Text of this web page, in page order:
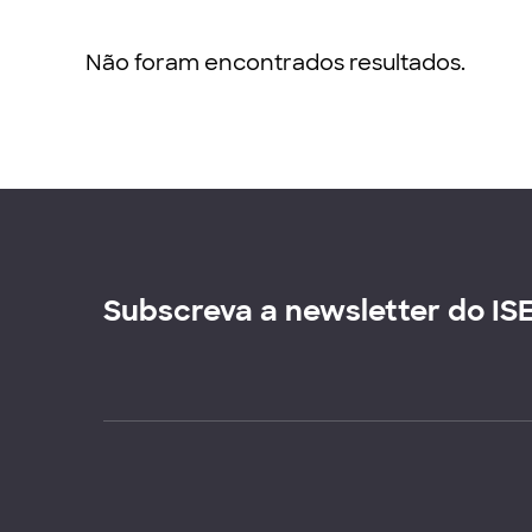
Não foram encontrados resultados.
Subscreva a newsletter do